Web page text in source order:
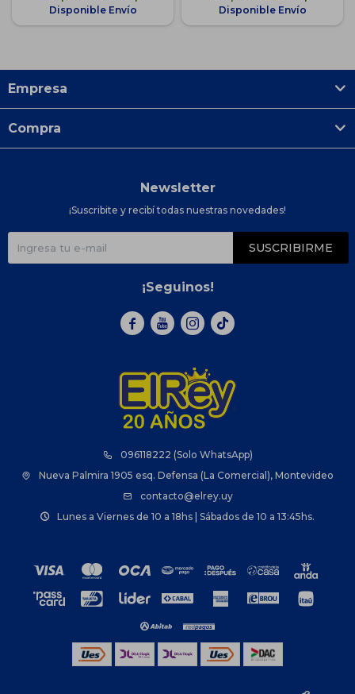
Disponible Envío
Disponible Envío
096118222 (Solo WhatsApp)
Nueva Palmira 1905 esq. Defensa (La Comercial), Montevideo
contacto@elrey.uy
Lunes a Viernes de 10 a 18hs | Sábados de 10 a 13:45hs.
Empresa
Compra
Newsletter
¡Suscribite y recibí todas nuestras novedades!
SUSCRIBIRME
¡Seguinos!
  